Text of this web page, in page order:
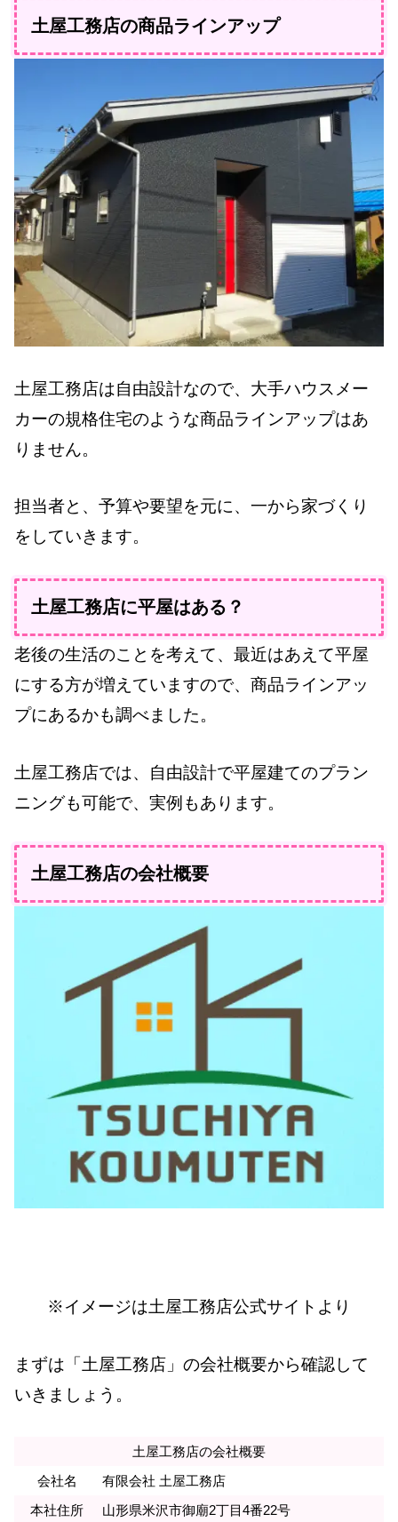
土屋工務店の商品ラインアップ
土屋工務店は自由設計なので、大手ハウスメー
カーの規格住宅のような商品ラインアップはあ
りません。
担当者と、予算や要望を元に、一から家づくり
をしていきます。
土屋工務店に平屋はある？
老後の生活のことを考えて、最近はあえて平屋
にする方が増えていますので、商品ラインアッ
プにあるかも調べました。
土屋工務店では、自由設計で平屋建てのプラン
ニングも可能で、実例もあります。
土屋工務店の会社概要
※イメージは土屋工務店公式サイトより
まずは「土屋工務店」の会社概要から確認して
いきましょう。
土屋工務店の会社概要
会社名
有限会社 土屋工務店
本社住所
山形県米沢市御廟2丁目4番22号